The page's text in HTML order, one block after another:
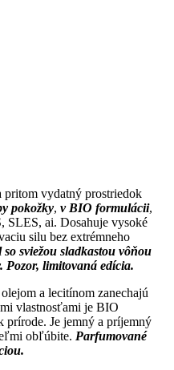
vydatný prostriedok
pokožky, v BIO formulácii,
SLES, ai. Dosahuje vysoké
silu bez extrémneho
so sviežou sladkastou vôňou
Pozor, limitovaná edícia.
a lecitínom zanechajú
vlastnosťami je BIO
prírode. Je jemný a príjemný
obľúbite. Parfumované